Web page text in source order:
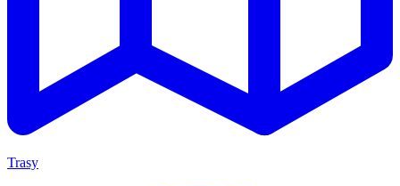
Trasy